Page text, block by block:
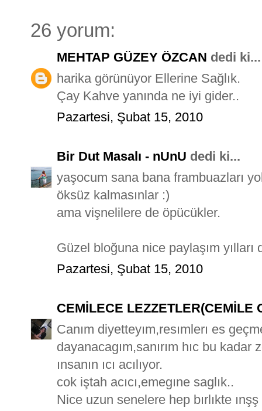
26 yorum:
MEHTAP GÜZEY ÖZCAN dedi ki...
harika görünüyor Ellerine Sağlık.
Çay Kahve yanında ne iyi gider..
Pazartesi, Şubat 15, 2010
Bir Dut Masalı - nUnU dedi ki...
yaşocum sana bana frambuazları
öksüz kalmasınlar :)
ama vişnelilere de öpücükler.
Güzel bloğuna nice paylaşım
Pazartesi, Şubat 15, 2010
CEMİLECE LEZZETLER(CEMİLE
Canım diyetteyım,resımlerı es
dayanacagım,sanırım hıc bu kadar
ınsanın ıcı acılıyor.
cok iştah acıcı,emegıne saglık..
Nice uzun senelere hep bırlıkte ınşş